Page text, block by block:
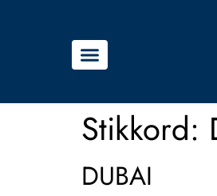
Stikkord:
DUBAI